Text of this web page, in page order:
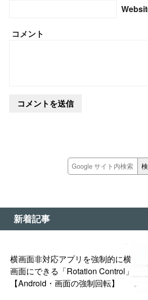
コメント
新着記事
横画面非対応アプリを強制的に横
画面にできる「Rotation Control」
【Android・画面の強制回転】